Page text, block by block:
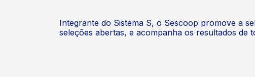
Integrante do Sistema S, o Sescoop promove a
seleções abertas, e acompanha os resultados de